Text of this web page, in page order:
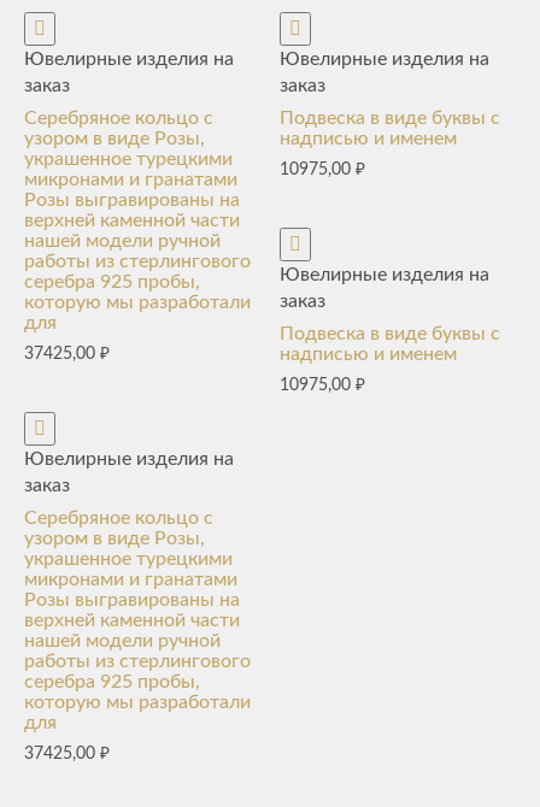
Ювелирные изделия на
заказ
Серебряное кольцо с
узором в виде Розы,
украшенное турецкими
микронами и гранатами
Розы выгравированы на
верхней каменной части
нашей модели ручной
работы из стерлингового
серебра 925 пробы,
которую мы разработали
для
37425,00 ₽
Ювелирные изделия на
заказ
Серебряное кольцо с
узором в виде Розы,
украшенное турецкими
микронами и гранатами
Розы выгравированы на
верхней каменной части
нашей модели ручной
работы из стерлингового
серебра 925 пробы,
которую мы разработали
для
37425,00 ₽
Ювелирные изделия на
заказ
Подвеска в виде буквы с
надписью и именем
10975,00₽
Ювелирные изделия на
заказ
Подвеска в виде буквы с
надписью и именем
10975,00₽